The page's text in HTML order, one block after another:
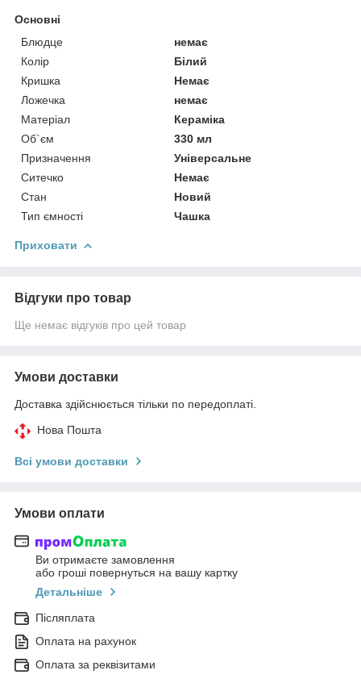
Основні
Блюдце
немає
Колір
Білий
Кришка
Немає
Ложечка
немає
Матеріал
Кераміка
Об`єм
330 мл
Призначення
Універсальне
Ситечко
Немає
Стан
Новий
Тип ємності
Чашка
Приховати
Відгуки про товар
Ще немає відгуків про цей товар
Умови доставки
Доставка здійснюється тільки по передоплаті.
Нова Пошта
Всі умови доставки
Умови оплати
Ви отримаєте замовлення
або гроші повернуться на вашу картку
Детальніше
Післяплата
Оплата на рахунок
Оплата за реквізитами